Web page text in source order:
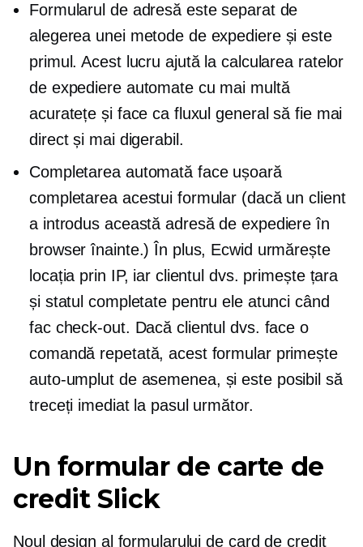
Formularul de adresă este separat de
alegerea unei metode de expediere și este
primul. Acest lucru ajută la calcularea ratelor
de expediere automate cu mai multă
acuratețe și face ca fluxul general să fie mai
direct și mai digerabil.
Completarea automată face ușoară
completarea acestui formular (dacă un client
a introdus această adresă de expediere în
browser înainte.) În plus, Ecwid urmărește
locația prin IP, iar clientul dvs. primește țara
și statul completate pentru ele atunci când
fac check-out. Dacă clientul dvs. face o
comandă repetată, acest formular primește
auto-umplutde asemenea, și este posibil să
treceți imediat la pasul următor.
Un formular de carte de
credit Slick
Noul design al formularului de card de credit